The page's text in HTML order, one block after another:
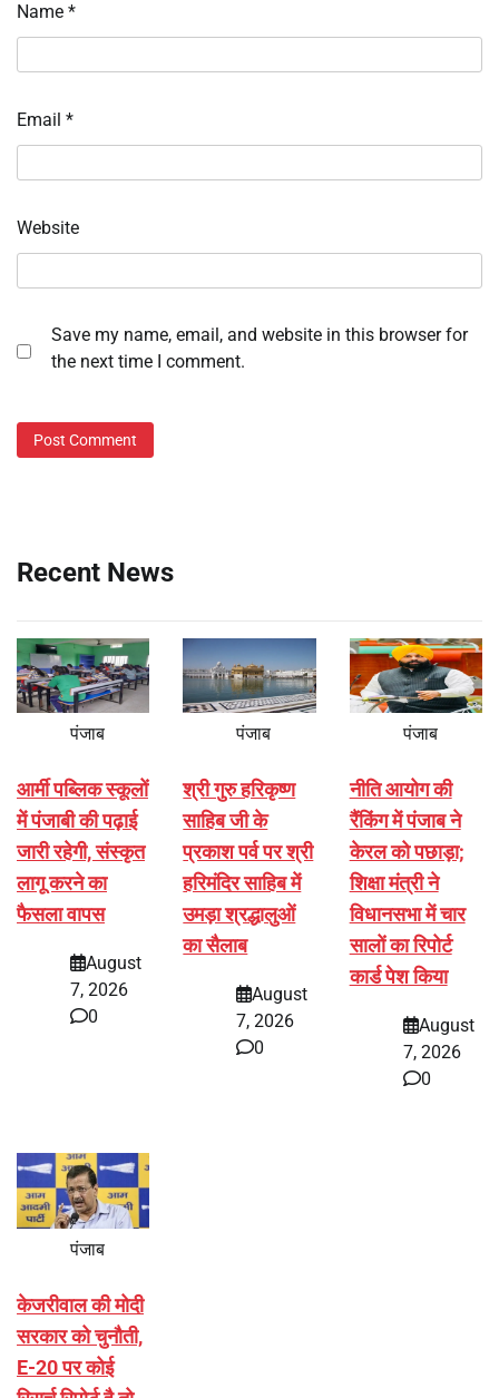
Name *
Email *
Website
Save my name, email, and website in this browser for
the next time I comment.
Recent News
पंजाब
आर्मी पब्लिक स्कूलों
में पंजाबी की पढ़ाई
जारी रहेगी, संस्कृत
लागू करने का
फैसला वापस
August
7, 2026
0
पंजाब
श्री गुरु हरिकृष्ण
साहिब जी के
प्रकाश पर्व पर श्री
हरिमंदिर साहिब में
उमड़ा श्रद्धालुओं
का सैलाब
August
7, 2026
0
पंजाब
नीति आयोग की
रैंकिंग में पंजाब ने
केरल को पछाड़ा;
शिक्षा मंत्री ने
विधानसभा में चार
सालों का रिपोर्ट
कार्ड पेश किया
August
7, 2026
0
पंजाब
केजरीवाल की मोदी
सरकार को चुनौती,
E-20 पर कोई